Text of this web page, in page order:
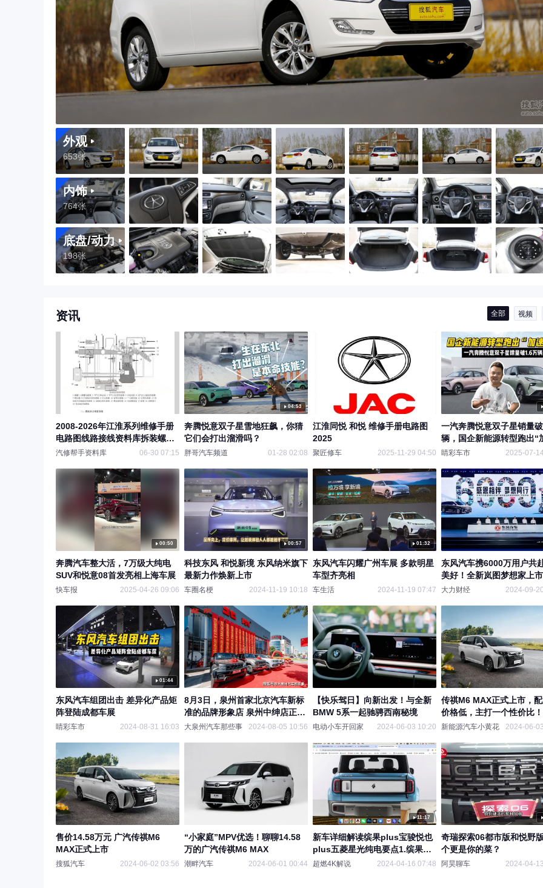
外观
653张
内饰
764张
底盘/动力
198张
资讯 全部 视频
2008-2026年江淮系列维修手册
电路图线路接线资料库拆装螺丝
扭力故障诊断保险丝图解模块分
内外饰拆装教程步骤继电器图纸
汽修帮手资料库 06-30 07:15
04:53
奔腾悦意双子星雪地狂飙，你猜
它们会打出溜滑吗？
胖哥汽车频道 01-28 02:08
江淮同悦 和悦 维修手册电路图
2025
聚匠修车 2025-11-29 04:50
一汽奔腾悦意双子星销量
辆，国企新能源转型跑出“
度”
睛彩车市 2025-07-
00:50
奔腾汽车整大活，7万级大纯电
SUV和悦意08首发亮相上海车展
快车报 2025-04-26 09:06
00:57
科技东风 和悦新境 东风纳米旗下
最新力作焕新上市
车圈名梗 2024-11-19 10:18
01:32
东风汽车闪耀广州车展 多款明星
车型齐亮相
车生活 2024-11-19 07:47
东风汽车携6000万用户共
美好！全新岚图梦想家上市
大力财经 2024-09-
01:44
东风汽车组团出击 差异化产品矩
阵登陆成都车展
睛彩车市 2024-08-31 16:03
8月3日，泉州首家北京汽车新标
准的品牌形象店 泉州中绅店正式
开业
大泉州汽车那些事 2024-08-05 10:56
【快乐驾日】向新出发！与全新
BMW 5系一起驰骋西南秘境
电动小车开回家 2024-06-03 10:20
传祺M6 MAX正式上市，
价格低，主打一个性价比！
新能源汽车小黄花 2024-06-
售价14.58万元 广汽传祺M6
MAX正式上市
搜狐汽车 2024-06-02 03:56
“小家庭”MPV优选！聊聊14.58
万的广汽传祺M6 MAX
潮畔汽车 2024-06-01 00:44
11:17
新车详细解读缤果plus宝骏悦也
plus五菱星光纯电要点1.缤果
plus和悦也plus都是四座。2.网
超燃4K解说 2024-04-16 07:48
奇瑞探索06都市版和悦野
个更是你的菜？
阿昊聊车 2024-04-